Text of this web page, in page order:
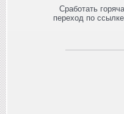
Сработать
переход по